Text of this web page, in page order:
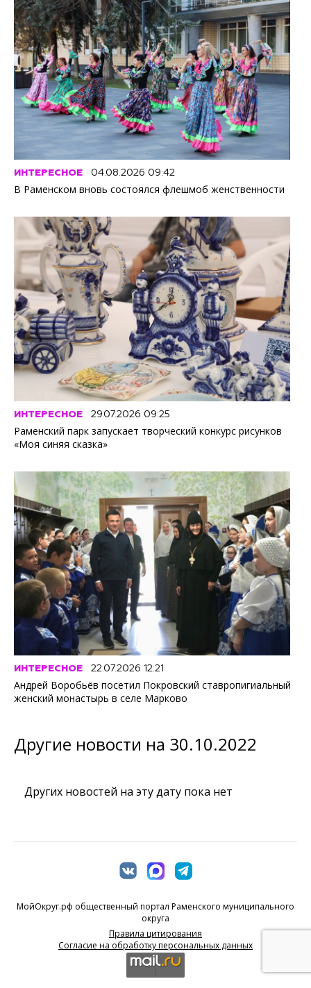
ИНТЕРЕСНОЕ 04.08.2026 09:42
В Раменском вновь состоялся флешмоб женственности
ИНТЕРЕСНОЕ 29.07.2026 09:25
Раменский парк запускает творческий конкурс рисунков
«Моя синяя сказка»
ИНТЕРЕСНОЕ 22.07.2026 12:21
Андрей Воробьёв посетил Покровский ставропигиальный
женский монастырь в селе Марково
Другие новости на 30.10.2022
Других новостей на эту дату пока нет
МойОкруг.рф общественный портал Раменского муниципального
округа
Правила цитирования
Согласие на обработку персональных данных